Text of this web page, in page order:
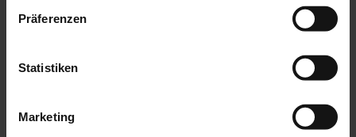
Präferenzen
Statistiken
Marketing
Fahrzeugbesichtigung einen Termin
wechseln kann.
Hier finden Sie alle Bilder in XL-Größe: